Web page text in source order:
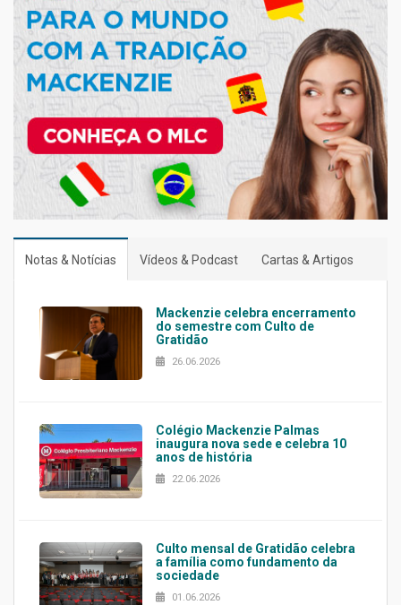
Notas & Notícias Vídeos & Podcast Cartas & Artigos
Mackenzie celebra encerramento
do semestre com Culto de
Gratidão
26.06.2026
Colégio Mackenzie Palmas
inaugura nova sede e celebra 10
anos de história
22.06.2026
Culto mensal de Gratidão celebra
a família como fundamento da
sociedade
01.06.2026